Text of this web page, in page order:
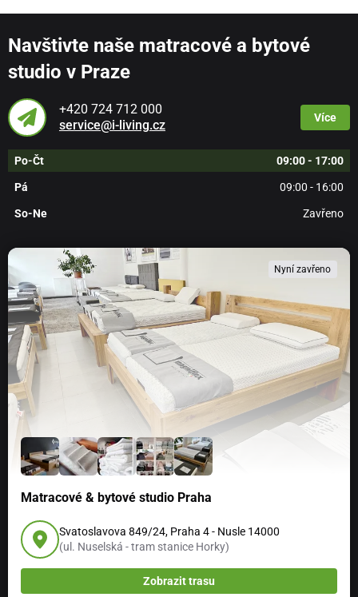
Navštivte naše matracové a bytové
studio v Praze
+420 724 712 000
service@i-living.cz
Více
Po-Čt 09:00 - 17:00
Pá 09:00 - 16:00
So-Ne Zavřeno
Nyní zavřeno
Matracové & bytové studio Praha
Svatoslavova 849/24, Praha 4 - Nusle 14000
(ul. Nuselská - tram stanice Horky)
Zobrazit trasu